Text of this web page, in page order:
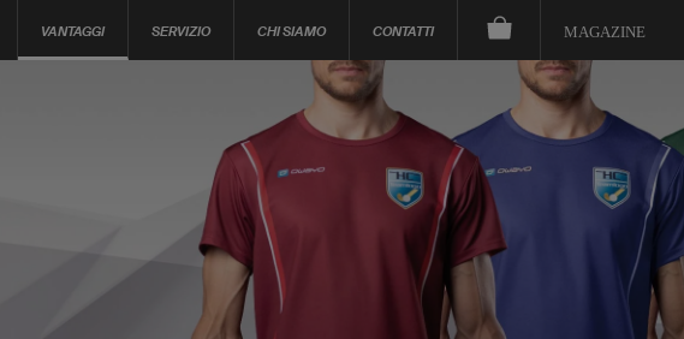
VANTAGGI SERVIZIO CHI SIAMO CONTATTI MAGAZINE